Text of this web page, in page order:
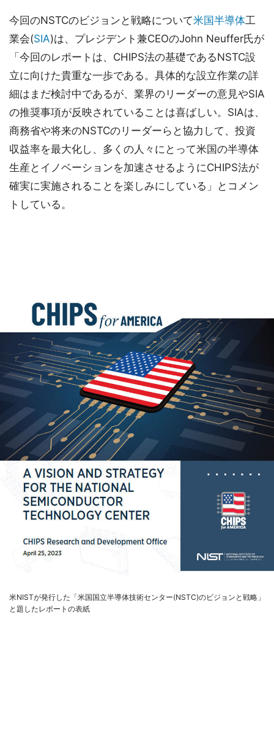
今回のNSTCのビジョンと戦略について米国半導体工
業会(SIA)は、プレジデント兼CEOのJohn Neuffer氏が
「今回のレポートは、CHIPS法の基礎であるNSTC設
立に向けた貴重な一歩である。具体的な設立作業の詳
細はまだ検討中であるが、業界のリーダーの意見やSIA
の推奨事項が反映されていることは喜ばしい。SIAは、
商務省や将来のNSTCのリーダーらと協力して、投資
収益率を最大化し、多くの人々にとって米国の半導体
生産とイノベーションを加速させるようにCHIPS法が
確実に実施されることを楽しみにしている」とコメン
トしている。
米NISTが発行した「米国国立半導体技術センター(NSTC)のビジョンと戦略」
と題したレポートの表紙